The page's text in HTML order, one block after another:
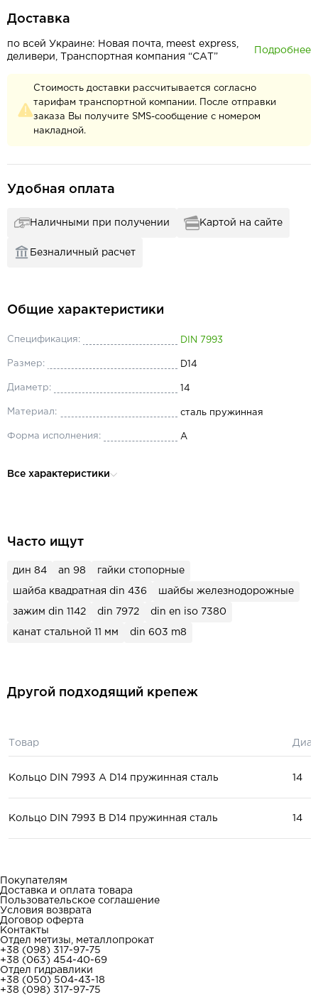
Доставка
по всей Украине: Новая почта, meest express,
деливери, Транспортная компания “САТ”
Подробнее
Стоимость доставки рассчитывается согласно
тарифам транспортной компании. После отправки
заказа Вы получите SMS-сообщение с номером
накладной.
Удобная оплата
Наличными при получении Картой на сайте
Безналичный расчет
Общие характеристики
Спецификация: DIN 7993
Размер: D14
Диаметр: 14
Материал: сталь пружинная
Форма исполнения: A
Все характеристики
Часто ищут
дин 84 an 98 гайки стопорные
шайба квадратная din 436 шайбы железнодорожные
зажим din 1142 din 7972 din en iso 7380
канат стальной 11 мм din 603 m8
Другой подходящий крепеж
Товар
Кольцо DIN 7993 A D14 пружинная сталь 14
Кольцо DIN 7993 B D14 пружинная сталь 14
Покупателям
Доставка и оплата товара
Пользовательское соглашение
Условия возврата
Договор оферта
Контакты
Отдел метизы, металлопрокат
+38 (098) 317-97-75
+38 (063) 454-40-69
Отдел гидравлики
+38 (050) 504-43-18
+38 (098) 317-97-75